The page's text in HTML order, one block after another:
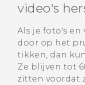
AANBIEDINGEN
HTC Club
SUPPORT
HTC-apparaten &
VIVERSE
Aanmelden
video's
Als je foto's en
door op het
tikken, dan
Ze blijven tot
zitten voordat